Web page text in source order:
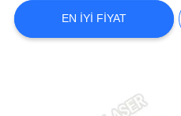
COMPANY
NEWS
EN IYI FIYAT